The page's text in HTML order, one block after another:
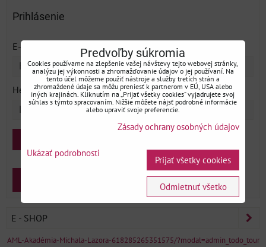
Prihlásenie
E-mail: *
Heslo:*
Zaregistrovať sa
E - SHOP
AML-Akadémia-Michala-Lazora-618285265351575/?modal=admin_todo_tour
Predvoľby súkromia
Cookies používame na zlepšenie vašej návštevy tejto webovej stránky,
analýzu jej výkonnosti a zhromažďovanie údajov o jej používaní. Na
tento účel môžeme použiť nástroje a služby tretích strán a
zhromaždené údaje sa môžu preniesť k partnerom v EÚ, USA alebo
iných krajinách. Kliknutím na „Prijať všetky cookies“ vyjadrujete svoj
súhlas s týmto spracovaním. Nižšie môžete nájsť podrobné informácie
alebo upraviť svoje preferencie.
Zásady ochrany osobných údajov
Ukázať podrobnosti
Prijať všetky cookies
Odmietnuť všetko